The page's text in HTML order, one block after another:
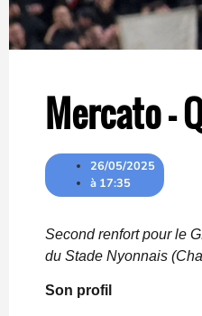
Mercato –
26/05/2025
à 17:35
Second renfort pour le
du Stade Nyonnais
Son profil